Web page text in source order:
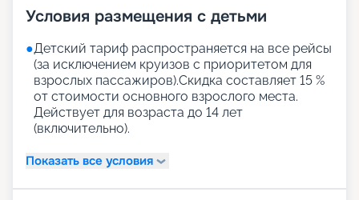
Условия размещения с детьми
●Детский тариф распространяется на все рейсы
(за исключением круизов с приоритетом для
взрослых пассажиров).Скидка составляет 15 %
от стоимости основного взрослого места.
Действует для возраста до 14 лет
(включительно).
Показать все условия